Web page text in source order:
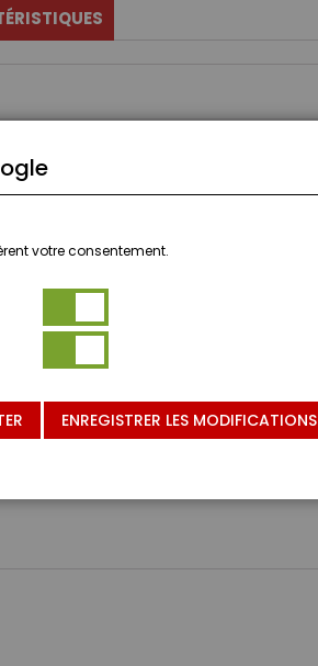
3 ANS.
votre consentement.
ENREGISTRER LES MODIFICATIONS